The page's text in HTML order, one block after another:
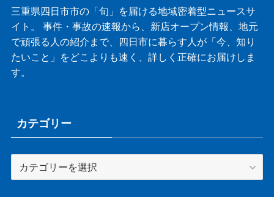
三重県四日市市の「旬」を届ける地域密着型ニュースサ
イト。 事件・事故の速報から、新店オープン情報、地元
で頑張る人の紹介まで、四日市に暮らす人が「今、知り
たいこと」をどこよりも速く、詳しく正確にお届けしま
す。
カテゴリー
テ